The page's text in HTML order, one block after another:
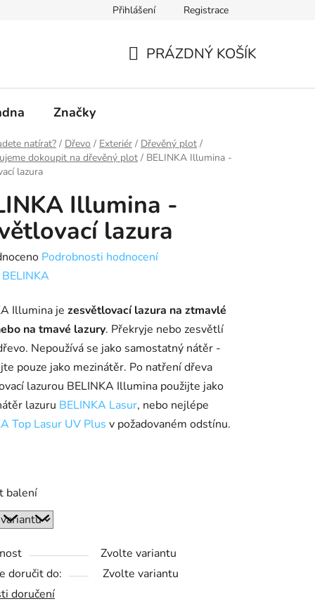
Přihlášení Registrace
PRÁZDNÝ KOŠÍK
Značky
natírat? / Dřevo / Exteriér / Dřevěný plot /
dokoupit na dřevěný plot / BELINKA Illumina -
lazura
Illumina -
lazura
Podrobnosti hodnocení
BELINKA
Illumina je zesvětlovací lazura na ztmavlé
na tmavé lazury. Překryje nebo zesvětlí
Nepoužívá se jako samostatný nátěr -
pouze jako mezinátěr. Po natření dřeva
lazurou BELINKA Illumina použijte jako
lazuru BELINKA Lasur, nebo nejlépe
Top Lasur UV Plus v požadovaném odstínu.
balení
Zvolte variantu
doručit do:
Zvolte variantu
doručení